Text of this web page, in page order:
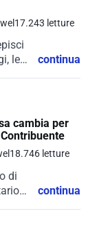
17.243 letture
le
poi
continua
cambia per
Contribuente
18.746 letture
di
continua